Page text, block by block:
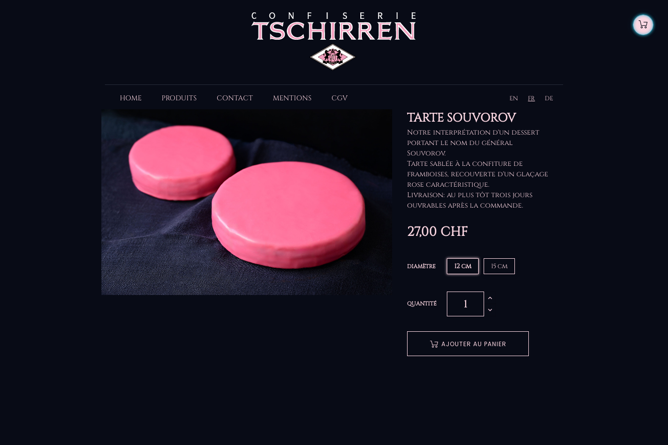
HOME PRODUITS CONTACT MENTIONS CGV DE
FR
EN
TARTE SOUVOROV
Notre interprétation d'un dessert
portant le nom du général
Souvorov.
Tarte sablée à la confiture de
framboises, recouverte d'un glaçage
rose caractéristique.
Livraison: au plus tôt trois jours
ouvrables après la commande.
27,00 CHF
DIAMÈTRE 12 cm 15 cm
QUANTITÉ
AJOUTER AU PANIER